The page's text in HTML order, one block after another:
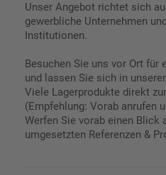
Unser Angebot richtet sich
gewerbliche Unternehmen
Institutionen.
Besuchen Sie uns vor Ort für
und lassen Sie sich in
Viele Lagerprodukte direkt
(Empfehlung: Vorab anrufen
Werfen Sie vorab einen Blick
umgesetzten Referenzen &